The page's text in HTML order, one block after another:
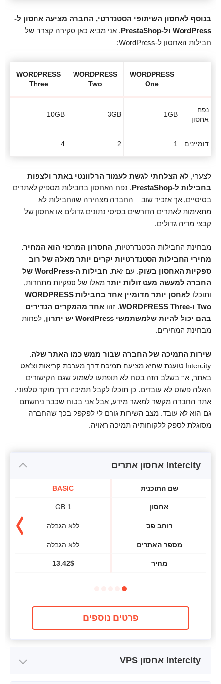
בנוסף לאחסון השיתופי הסטנדרטי, החברה מציעה אחסון ל-
WordPress ול-PrestaShop
. אני מביא כאן סקירה קצרה של
חבילות האחסון ל-WordPress:
WORDPRESS
One
WORDPRESS
Two
WORDPRESS
Three
נפח
אחסון
1GB
3GB
10GB
דומיינים 1
2
4
לצערי, לא הצלחתי לגשת לעמוד הרלוונטי באתר ולצפות
בחבילות ל-PrestaShop
. נפח האחסון בחבילות מספיק לאתרים
בסיסיים, אך אזכיר שוב – החברה מצהירה שהחבילות לא
מתאימות לאתרים הדורשים בסיסי נתונים גדולים או אחסון של
קבצי מדיה גדולים.
מבחינת החבילות הסטנדרטיות, החסרון המרכזי הוא המחיר.
מחירי החבילות הסטנדרטיות יקרים יותר מאלה של רוב
ספקיות האחסון בשוק. עם זאת,
חבילות ה-WordPress של
החברה למעשה מעט זולות יותר מאלו של ספקיות מתחרות,
ותוכלו
לאחסן יותר מדומיין אחד בחבילות WORDPRESS
Two ו-WORDPRESS Three
. זהו אחד מהמקרים הנדירים
בהם יכול להיות שלמשתמשי WordPress יש יתרון
, לפחות
מבחינת המחירים.
שירות התמיכה של החברה שבור ממש כמו האתר שלה.
Intercity טוענת שהיא מציעה תמיכה דרך מערכת קריאות וצ’אט
באתר, אך בשלב הזה בטח לא תופתעו לשמוע שגם הקישורים
האלה פשוט לא עובדים. כן תוכלו לקבל תמיכה דרך מוקד טלפוני.
אתר החברה מקשר למאגר מידע, אבל אני בטוח שכבר ניחשתם –
גם הוא לא עובד. מצב השירות גורם לי לפקפק בכך שהחברה
מסוגלת לספק ללקוחותיה תמיכה ראויה.
Intercity אחסון אתרים
שם התוכנית
אחסון
רוחב פס
מספר האתרים
מחיר
BASIC
1 GB
ללא הגבלה
ללא הגבלה
$
13.42
פרטים נוספים
Intercity אחסון VPS